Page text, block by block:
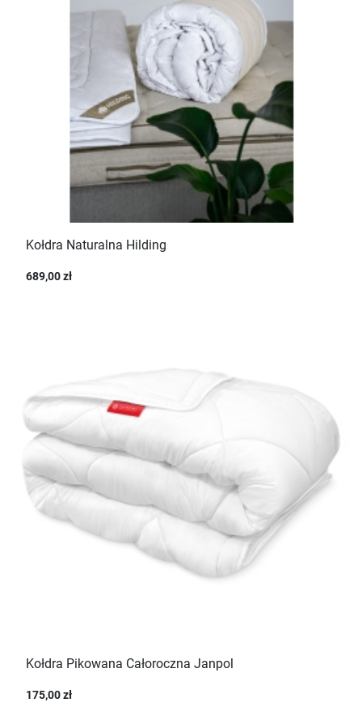
Kołdra Naturalna Hilding
689,00 zł
Kołdra Pikowana Całoroczna Janpol
175,00 zł